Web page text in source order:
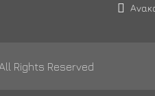
Rights Reserved